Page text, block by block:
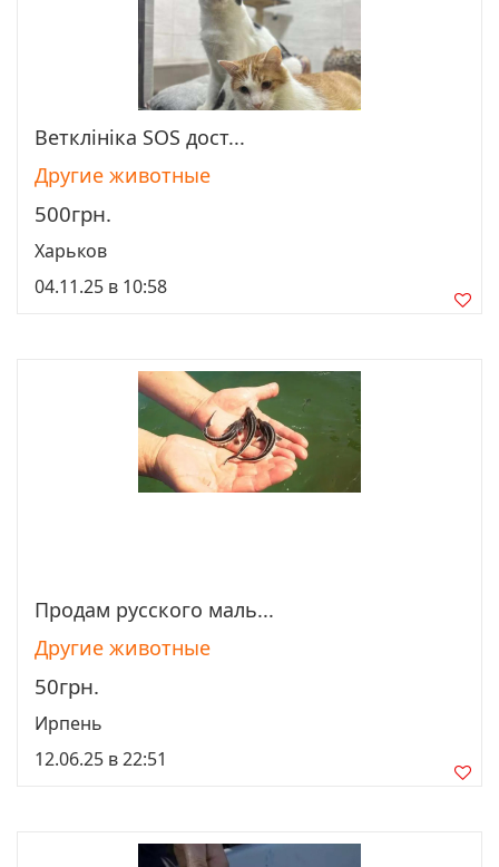
Просмотреть
Ветклініка SOS дост...
Другие животные
500грн.
Харьков
04.11.25 в 10:58
Просмотреть
Продам русского маль...
Другие животные
50грн.
Ирпень
12.06.25 в 22:51